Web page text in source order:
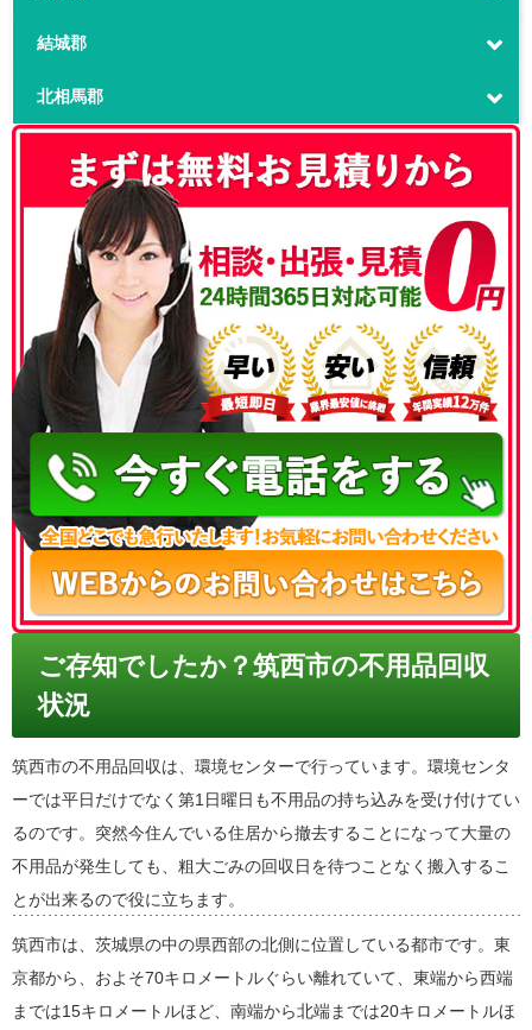
結城郡
北相馬郡
050-3186-4780
ご存知でしたか？筑西市の不用品回収
状況
筑西市の不用品回収は、環境センターで行っています。環境センタ
ーでは平日だけでなく第1日曜日も不用品の持ち込みを受け付けてい
るのです。突然今住んでいる住居から撤去することになって大量の
不用品が発生しても、粗大ごみの回収日を待つことなく搬入するこ
とが出来るので役に立ちます。
筑西市は、茨城県の中の県西部の北側に位置している都市です。東
京都から、およそ70キロメートルぐらい離れていて、東端から西端
までは15キロメートルほど、南端から北端までは20キロメートルほ